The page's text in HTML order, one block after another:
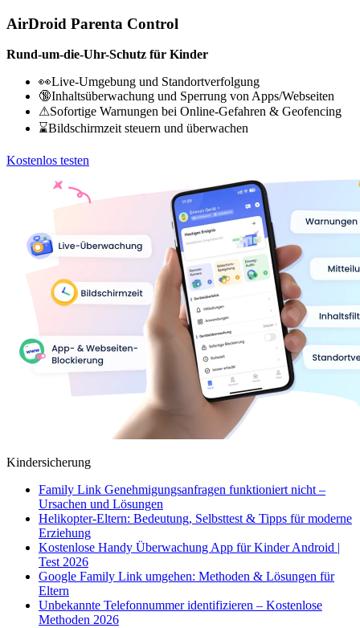
AirDroid Parenta Control
Rund-um-die-Uhr-Schutz für Kinder
👀Live-Umgebung und Standortverfolgung
🔞Inhaltsüberwachung und Sperrung von Apps/Webseiten
⚠Sofortige Warnungen bei Online-Gefahren & Geofencing
⌛Bildschirmzeit steuern und überwachen
Kostenlos testen
Kindersicherung
Family Link Genehmigungsanfragen funktioniert nicht –
Ursachen und Lösungen
Helikopter-Eltern: Bedeutung, Selbsttest & Tipps für moderne
Erziehung
Kostenlose Handy Überwachung App für Kinder Android |
Test 2026
Google Family Link umgehen: Methoden & Lösungen für
Eltern
Unbekannte Telefonnummer identifizieren – Kostenlose
Methoden 2026